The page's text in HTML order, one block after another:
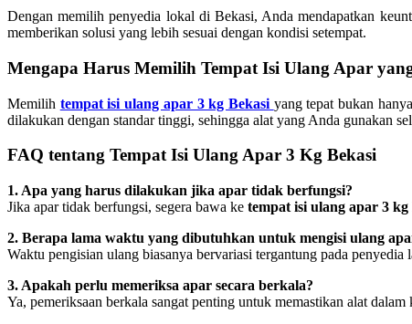
Dengan memilih penyedia lokal di Bekasi, Anda mendapatkan
memberikan solusi yang lebih sesuai dengan kondisi setempat.
Mengapa Harus Memilih Tempat Isi Ulang Apar
Memilih tempat isi ulang apar 3 kg Bekasi yang tepat bukan
dilakukan dengan standar tinggi, sehingga alat yang Anda gunakan
FAQ tentang Tempat Isi Ulang Apar 3 Kg Bekasi
1. Apa yang harus dilakukan jika apar tidak berfungsi?
Jika apar tidak berfungsi, segera bawa ke tempat isi ulang apar 3 kg
2. Berapa lama waktu yang dibutuhkan untuk mengisi ulang
Waktu pengisian ulang biasanya bervariasi tergantung pada
3. Apakah perlu memeriksa apar secara berkala?
Ya, pemeriksaan berkala sangat penting untuk memastikan alat